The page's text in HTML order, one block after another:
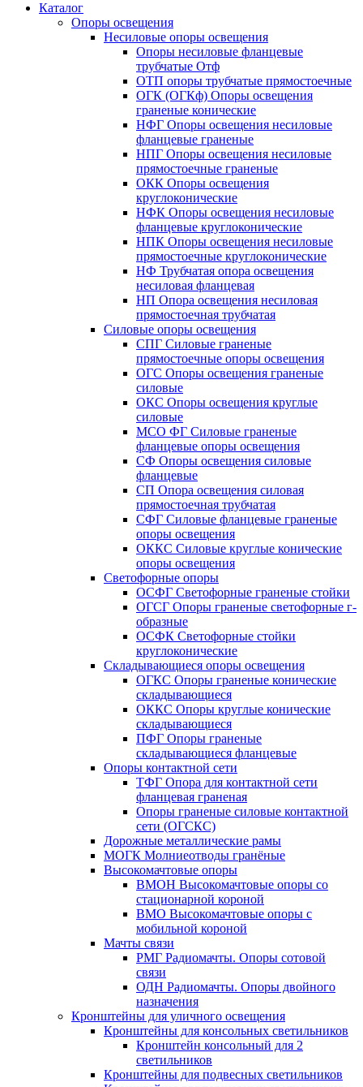
Каталог
Опоры освещения
Несиловые опоры освещения
Опоры несиловые фланцевые
трубчатые Отф
ОТП опоры трубчатые прямостоечные
ОГК (ОГКф) Опоры освещения
граненые конические
НФГ Опоры освещения несиловые
фланцевые граненые
НПГ Опоры освещения несиловые
прямостоечные граненые
ОКК Опоры освещения
круглоконические
НФК Опоры освещения несиловые
фланцевые круглоконические
НПК Опоры освещения несиловые
прямостоечные круглоконические
НФ Трубчатая опора освещения
несиловая фланцевая
НП Опора освещения несиловая
прямостоечная трубчатая
Силовые опоры освещения
СПГ Силовые граненые
прямостоечные опоры освещения
ОГС Опоры освещения граненые
силовые
ОКС Опоры освещения круглые
силовые
МСО ФГ Силовые граненые
фланцевые опоры освещения
СФ Опоры освещения силовые
фланцевые
СП Опора освещения силовая
прямостоечная трубчатая
СФГ Силовые фланцевые граненые
опоры освещения
ОККС Силовые круглые конические
опоры освещения
Светофорные опоры
ОСФГ Светофорные граненые стойки
ОГСГ Опоры граненые светофорные г-
образные
ОСФК Светофорные стойки
круглоконические
Складывающиеся опоры освещения
ОГКС Опоры граненые конические
складывающиеся
ОККС Опоры круглые конические
складывающиеся
ПФГ Опоры граненые
складывающиеся фланцевые
Опоры контактной сети
ТФГ Опора для контактной сети
фланцевая граненая
Опоры граненые силовые контактной
сети (ОГСКС)
Дорожные металлические рамы
МОГК Молниеотводы гранёные
Высокомачтовые опоры
ВМОН Высокомачтовые опоры со
стационарной короной
ВМО Высокомачтовые опоры с
мобильной короной
Мачты связи
РМГ Радиомачты. Опоры сотовoй
связи
ОДН Радиомачты. Опоры двойного
назначения
Кронштейны для уличного освещения
Кронштейны для консольных светильников
Кронштейн консольный для 2
светильников
Кронштейны для подвесных светильников